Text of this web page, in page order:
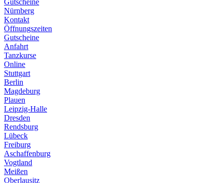
Gutscheine
Nürnberg
Kontakt
Öffnungszeiten
Gutscheine
Anfahrt
Tanzkurse
Online
Stuttgart
Berlin
Magdeburg
Plauen
Leipzig-Halle
Dresden
Rendsburg
Lübeck
Freiburg
Aschaffenburg
Vogtland
Meißen
Oberlausitz